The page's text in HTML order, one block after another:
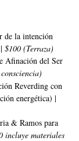
de la intención
$100 (Terraza)
Afinación del Ser
Reverding con
energética) |
& Ramos para
incluye materiales